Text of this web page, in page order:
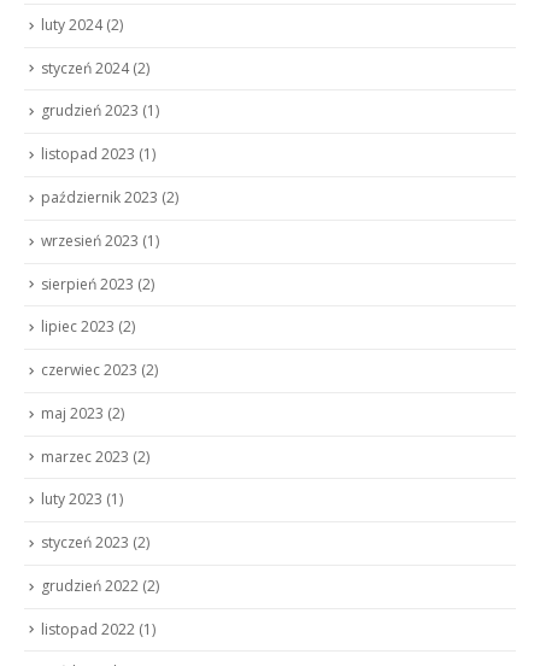
luty 2024(2)
styczeń 2024(2)
grudzień 2023 (1)
listopad 2023 (1)
październik 2023 (2)
wrzesień 2023 (1)
sierpień 2023 (2)
lipiec 2023 (2)
czerwiec 2023 (2)
maj 2023 (2)
marzec 2023 (2)
luty 2023 (1)
styczeń 2023 (2)
grudzień 2022 (2)
listopad 2022 (1)